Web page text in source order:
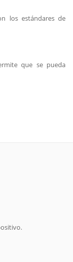
los estándares de
que se pueda